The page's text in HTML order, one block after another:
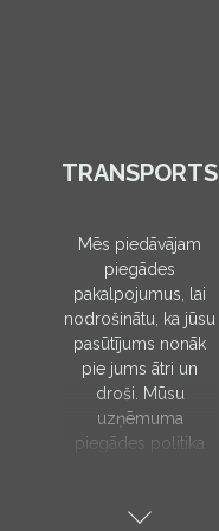
TRANSPORTS
Mēs piedāvājam
piegādes
pakalpojumus, lai
nodrošinātu, ka jūsu
pasūtījums nonāk
pie jums ātri un
droši. Mūsu
uzņēmuma
piegādes politika
uz jūsu norādīto